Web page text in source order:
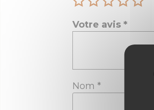
Votre avis *
Nom *